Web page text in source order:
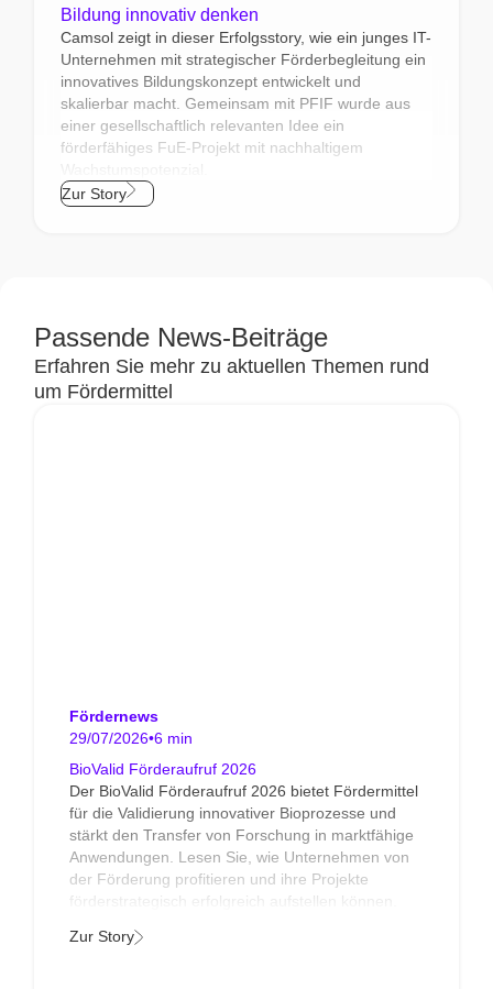
Bildung innovativ denken
Camsol zeigt in dieser Erfolgsstory, wie ein junges IT-
Unternehmen mit strategischer Förderbegleitung ein
innovatives Bildungskonzept entwickelt und
skalierbar macht. Gemeinsam mit PFIF wurde aus
einer gesellschaftlich relevanten Idee ein
förderfähiges FuE‑Projekt mit nachhaltigem
Zur Story
Passende News-Beiträge
Erfahren Sie mehr zu aktuellen Themen rund
um Fördermittel
Fördernews
29/07/2026•6 min
BioValid Förderaufruf 2026
Der BioValid Förderaufruf 2026 bietet Fördermittel
für die Validierung innovativer Bioprozesse und
stärkt den Transfer von Forschung in marktfähige
Anwendungen. Lesen Sie, wie Unternehmen von
der Förderung profitieren und ihre Projekte
förderstrategisch erfolgreich aufstellen können.
Zur Story